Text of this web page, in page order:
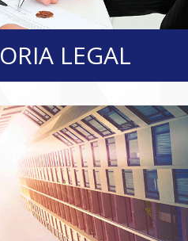
LEGAL